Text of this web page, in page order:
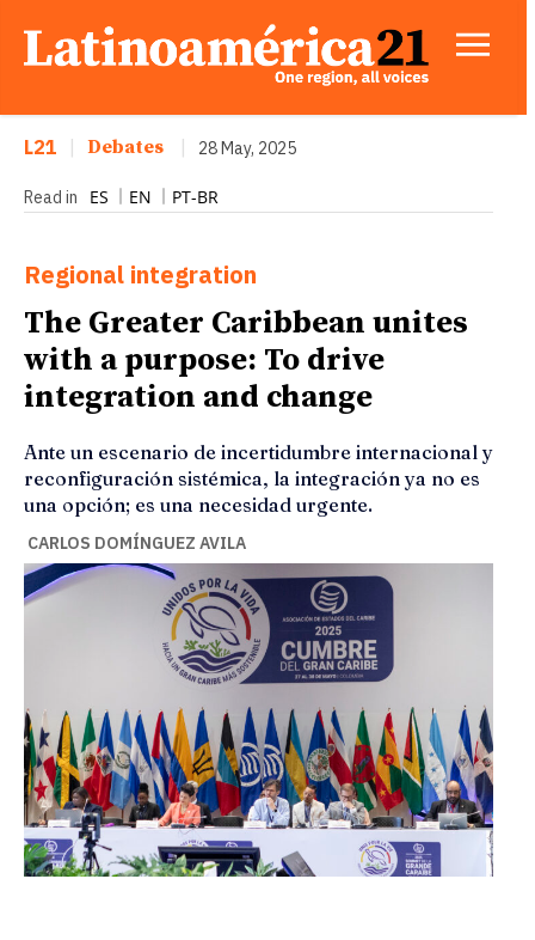
L21 Debates 28 May, 2025
Read in ES EN PT-BR
Regional integration
The Greater Caribbean unites
with a purpose: To drive
integration and change
Ante un escenario de incertidumbre internacional y
reconfiguración sistémica, la integración ya no es
una opción; es una necesidad urgente.
CARLOS DOMÍNGUEZ AVILA